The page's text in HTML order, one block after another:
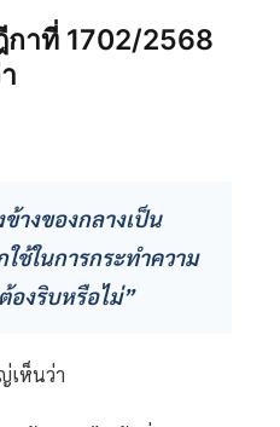
าที่ 1702/2568
างของกลางเป็น
ช้ในการกระทำความ
องริบหรือไม่”
เห็นว่า